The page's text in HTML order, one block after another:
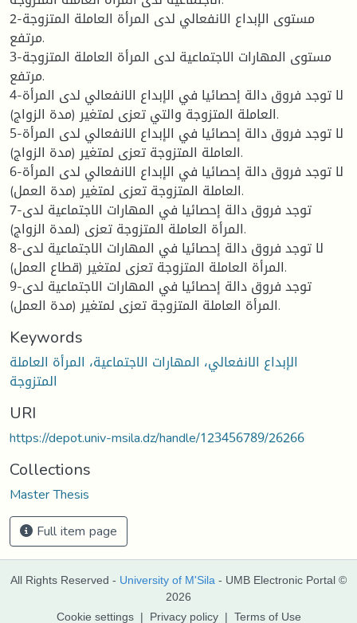
2-مستوى الإبداع الانفعالي لدى المرأة العاملة المتزوجة
مرتفع.
3-مستوى المهارات الاجتماعية لدى المرأة العاملة المتزوجة
مرتفع.
4-لا توجد فروق دالة إحصائيا في الإبداع الانفعالي لدى المرأة
العاملة المتزوجة والتي تعزى لمتغير (مدة الزواج).
5-لا توجد فروق دالة إحصائيا في الإبداع الانفعالي لدى المرأة
العاملة المتزوجة تعزى لمتغير (مدة الزواج).
6-لا توجد فروق دالة إحصائيا في الإبداع الانفعالي لدى المرأة
العاملة المتزوجة تعزى لمتغير (مدة العمل).
7-توجد فروق دالة إحصائيا في المهارات الاجتماعية لدى
المرأة العاملة المتزوجة تعزى (لمدة الزواج).
8-لا توجد فروق دالة إحصائيا في المهارات الاجتماعية لدى
المرأة العاملة المتزوجة تعزى لمتغير (قطاع العمل).
9-توجد فروق دالة إحصائيا في المهارات الاجتماعية لدى
المرأة العاملة المتزوجة تعزى لمتغير (مدة العمل).
Keywords
الإبداع الانفعالي، المهارات الاجتماعية، المرأة العاملة
المتزوجة
URI
https://depot.univ-msila.dz/handle/123456789/26266
Collections
Master Thesis
Full item page
All Rights Reserved - University of M'Sila - UMB Electronic Portal ©
2026
Cookie settings | Privacy policy | Terms of Use